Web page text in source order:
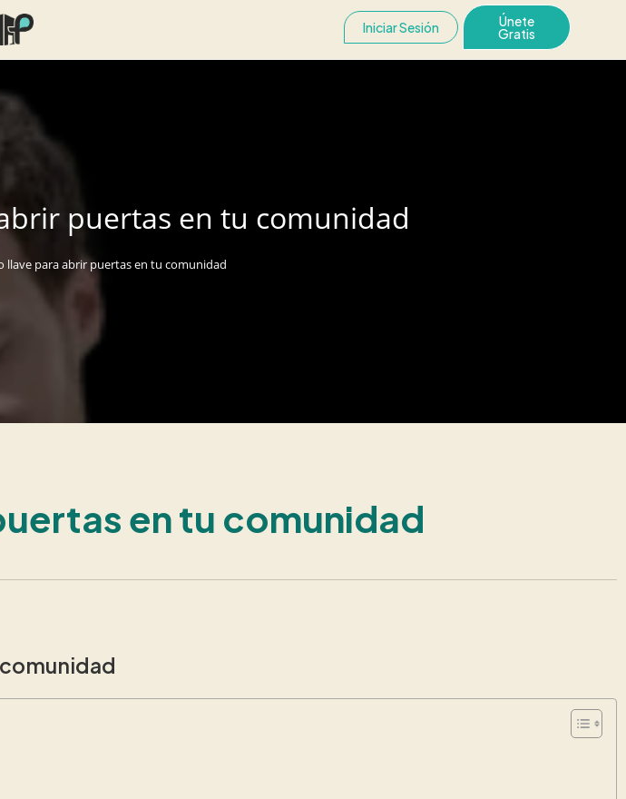
Iniciar Sesión Únete
Gratis
puertas en tu comunidad
llave para abrir puertas en tu comunidad
en tu comunidad